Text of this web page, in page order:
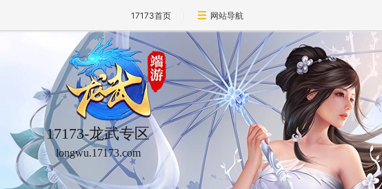
17173首页 网站导航
17173-龙武专区
longwu.17173.com